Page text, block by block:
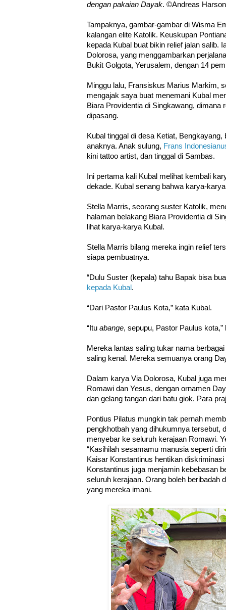
dengan pakaian Dayak. ©Andreas
Tampaknya, gambar-gambar di Wisma
kalangan elite Katolik. Keuskupan
kepada Kubal buat bikin relief jalan salib.
Dolorosa, yang menggambarkan
Bukit Golgota, Yerusalem, dengan 14
Minggu lalu, Fransiskus Marius Markim,
mengajak saya buat menemani Kubal
Biara Providentia di Singkawang, dimana
dipasang.
Kubal tinggal di desa Ketiat,
anaknya. Anak sulung, Frans
kini tattoo artist, dan tinggal di Sambas.
Ini pertama kali Kubal melihat kembali
dekade. Kubal senang bahwa karya-
Stella Marris, seorang suster Katolik,
halaman belakang Biara Providentia di
lihat karya-karya Kubal.
Stella Marris bilang mereka ingin relief
siapa pembuatnya.
“Dulu Suster (kepala) tahu Bapak bisa
kepada Kubal .
“Dari Pastor Paulus Kota,” kata Kubal.
“Itu abange, sepupu, Pastor Paulus
Mereka lantas saling tukar nama
saling kenal. Mereka semuanya orang
Dalam karya Via Dolorosa, Kubal juga
Romawi dan Yesus, dengan ornamen
dan gelang tangan dari batu giok. Para
Pontius Pilatus mungkin tak pernah
pengkhotbah yang dihukumnya tersebut,
menyebar ke seluruh kerajaan Romawi.
“Kasihilah sesamamu manusia seperti
Kaisar Konstantinus hentikan
Konstantinus juga menjamin kebebasan
seluruh kerajaan. Orang boleh beribadah
yang mereka imani.